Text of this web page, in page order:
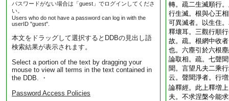
パスワードがない場合は「guest」でログインしてくださ
い。
Users who do not have a password can log in with the
userID "guest".
本文をドラッグして選択するとDDBの見出し語
検索結果が表示されます。
Select a portion of the text by dragging your
mouse to view all terms in the text contained in
the DDB. ・
Password Access Policies
轉。疏二生滅順行
行生滅。根與心王
可異滅者。以生住
釋壞耳。三觀行順
故。疏。根網中收
也。六塵引於六根
論取相。疏。七聲
聞。言望凡夫二乘
云。聲聞淨者。行
論釋經。此上釋増
夫。不求涅槃今能